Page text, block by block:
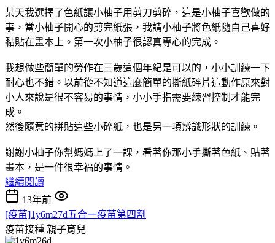
某天我選擇了色紙讓小柚子用剪刀剪碎，這是小柚子喜歡做的
事，當小柚子開心的剪完紙張，我請小柚子將色紙隨自己喜好
黏貼在畫本上。第一次小柚子很認真專心的完成。
我想做些簡單的勞作在三歲這個年紀是可以的，小小訓練一下
耐心也不錯。以前從不知道這麼簡單的撕紙碎片這動作原來對
小人來說是很不容易的事情，小小手指需要練習控制才能完
成。
然後隨意的拼貼這些小碎紙，也是另一項辨識形狀的訓練。
謝謝小柚子你幫媽媽上了一課，看著你那小手撕著色紙、貼著
畫本，是一件很幸福的事情。
繼續閱讀
13年前
[疫苗]1y6m27d五合一疫苗第四劑
疫苗接種 親子育兒